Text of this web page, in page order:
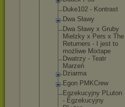
Duke102 - Kontrast
Dwa Sławy
Dwa Sławy x Gruby
Mielzky x Pers x The
Returners - I jest to
możliwe Mixtape
Dwatrzy - Teatr
Marzeń
Dziarma
Egon PMKCrew
Egzekucyjny PLuton
- Egzekucyjny